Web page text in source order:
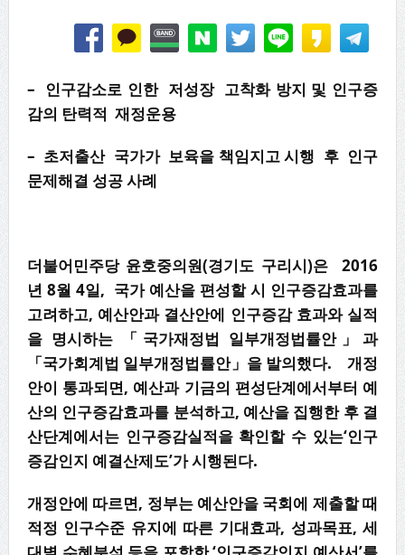
– 인구감소로 인한 저성장 고착화 방지 및 인구증
감의 탄력적 재정운용
– 초저출산 국가가 보육을 책임지고 시행 후 인구
문제해결 성공 사례
더불어민주당 윤호중의원(경기도 구리시)은 2016
년 8월 4일, 국가 예산을 편성할 시 인구증감효과를
고려하고, 예산안과 결산안에 인구증감 효과와 실적
을 명시하는 「국가재정법 일부개정법률안」과
「국가회계법 일부개정법률안」을 발의했다. 개정
안이 통과되면, 예산과 기금의 편성단계에서부터 예
산의 인구증감효과를 분석하고, 예산을 집행한 후 결
산단계에서는 인구증감실적을 확인할 수 있는‘인구
증감인지 예결산제도’가 시행된다.
개정안에 따르면, 정부는 예산안을 국회에 제출할 때
적정 인구수준 유지에 따른 기대효과, 성과목표, 세